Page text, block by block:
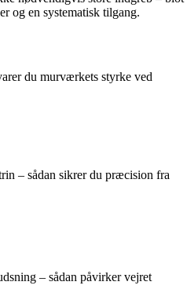
og en systematisk tilgang.
du murværkets styrke ved
– sådan sikrer du præcision fra
– sådan påvirker vejret